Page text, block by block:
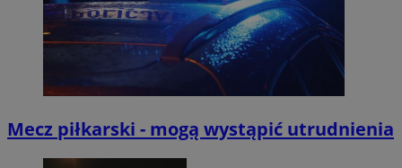
Mecz piłkarski - mogą wystąpić utrudnienia